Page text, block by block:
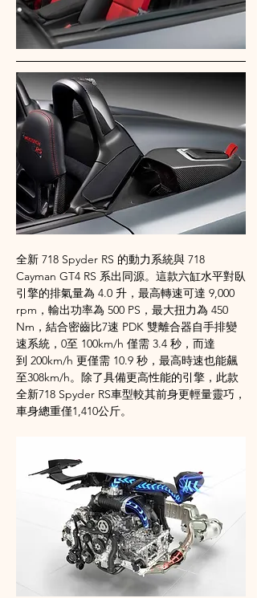
全新 718 Spyder RS 的動力系統與 718
Cayman GT4 RS 系出同源。這款六缸水平對臥
引擎的排氣量為 4.0 升，最高轉速可達 9,000
rpm ，輸出功率為 500 PS ，最大扭力為 450
Nm ，結合密齒比7速 PDK 雙離合器自手排變
速系統， 0至 100km/h 僅需 3.4 秒，而達
到 200km/h 更僅需 10.9 秒，最高時速也能飆
至308km/h。除了具備更高性能的引擎，此款
全新718 Spyder RS車型較其前身更輕量靈巧，
車身總重僅1,410公斤。